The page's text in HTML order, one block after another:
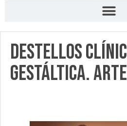
Destellos
Gestáltica. Arte